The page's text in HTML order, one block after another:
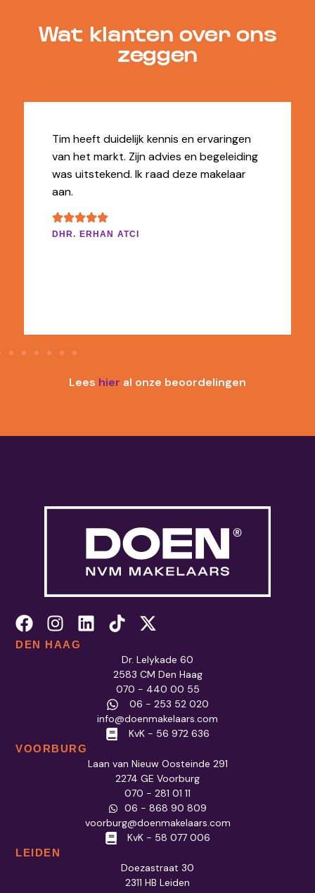
Wat klanten over ons
zeggen
Tim heeft duidelijk kennis en ervaringen
van het markt. Zijn advies en begeleiding
was uitstekend. Ik raad deze makelaar
DHR. ERHAN ATCI
Lees hier al onze beoordelingen
DEN HAAG
Dr. Lelykade 60
2583 CM Den Haag
070 - 440 00 55
06 - 253 52 020
info@doenmakelaars.com
KvK - 56 972 636
VOORBURG
Laan van Nieuw Oosteinde 291
2274 GE Voorburg
070 - 281 01 11
06 - 868 90 809
voorburg@doenmakelaars.com
KvK - 58 077 006
LEIDEN
Doezastraat 30
2311 HB Leiden